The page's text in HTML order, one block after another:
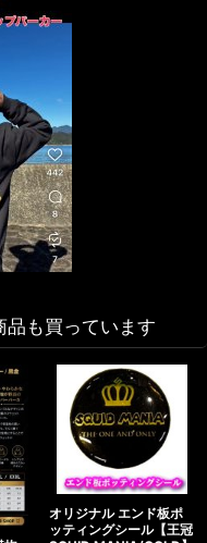
品も買っています
オリジナル エンド板ポ
ッティングシール【王冠